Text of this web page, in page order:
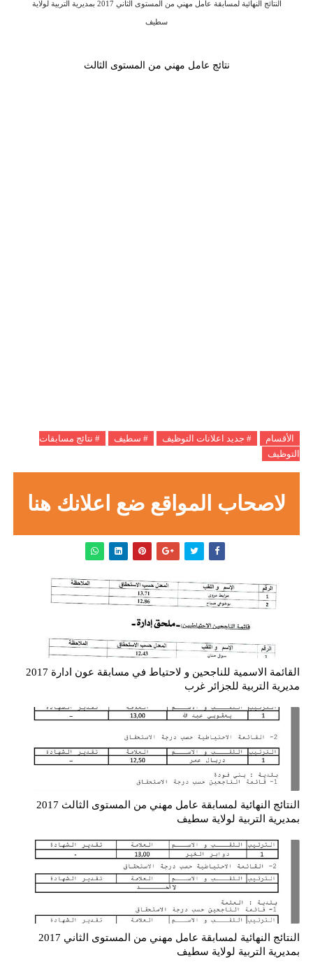
النتائج النهائية لمسابقة عامل مهني من المستوى الثاني 2017 بمديرية التربية لولاية
سطيف
نتائج عامل مهني من المستوى الثالث
الأقسام # جديد اعلانات التوظيف # سطيف
# نتائج مسابقات
التوظيف
لاصحاب المواقع ضع اعلانك هنا
القائمة الاسمية للناجحين و لاحتياط في مسابقة عون ادارة 2017
مديرية التربية للجزائر غرب
النتائج النهائية لمسابقة عامل مهني من المستوى الثالث 2017
بمديرية التربية لولاية سطيف
النتائج النهائية لمسابقة عامل مهني من المستوى الثاني 2017
بمديرية التربية لولاية سطيف